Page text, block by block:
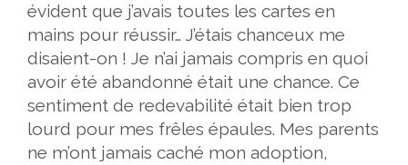
évident que j’avais toutes les cartes en
mains pour réussir… J’étais chanceux me
disaient-on ! Je n’ai jamais compris en quoi
avoir été abandonné était une chance. Ce
sentiment de redevabilité était bien trop
lourd pour mes frêles épaules. Mes parents
ne m’ont jamais caché mon adoption,